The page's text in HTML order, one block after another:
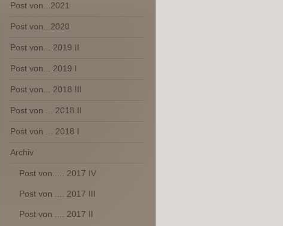
Post von...2021
Post von...2020
Post von... 2019 II
Post von... 2019 I
Post von... 2018 III
Post von ... 2018 II
Post von ... 2018 I
Archiv
Post von..... 2017 IV
Post von .... 2017 III
Post von .... 2017 II